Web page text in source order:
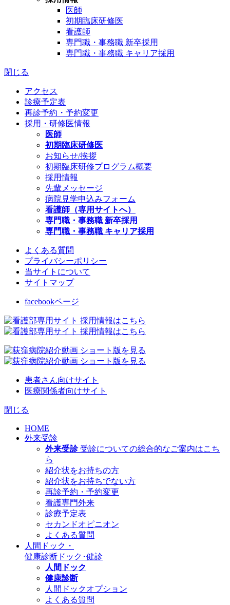
医師
初期臨床研修医
看護師
専門職・事務職 新卒採用
専門職・事務職 キャリア採用
閉じる
アクセス
診療予定表
再診予約・予約変更
採用・研修医情報
医師
初期臨床研修医
お知らせ/挨拶
初期臨床研修プログラム概要
採用情報
先輩メッセージ
病院見学申込みフォーム
看護師（専用サイトへ）
専門職・事務職 新卒採用
専門職・事務職 キャリア採用
よくある質問
プライバシーポリシー
当サイトについて
サイトマップ
facebookページ
患者さん向けサイト
医療関係者向けサイト
閉じる
HOME
外来受診
外来受診 受診についての総合的なご案内はこち
ら
紹介状をお持ちの方
紹介状をお持ちでない方
再診予約・予約変更
看護専門外来
診療予定表
セカンドオピニオン
よくある質問
人間ドック・
健康診断 ドック･健診
人間ドック
健康診断
人間ドックオプション
よくある質問